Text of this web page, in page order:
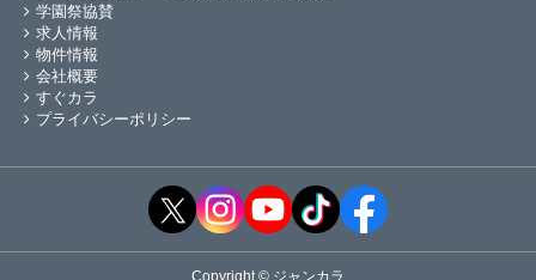
学園祭協賛
求人情報
物件情報
会社概要
すぐカラ
プライバシーポリシー
Copyright © ジャンカラ